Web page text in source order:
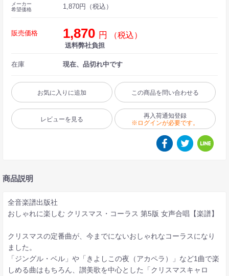
メーカー
希望価格
1,870円（税込）
販売価格 1,870 円 （税込）
送料弊社負担
在庫 現在、品切れ中です
お気に入りに追加 この商品を問い合わせる
レビューを見る
再入荷通知登録
※ログインが必要です。
商品説明
全音楽譜出版社
おしゃれに楽しむ クリスマス・コーラス 第5版 女声合唱【楽譜】
クリスマスの定番曲が、今までにないおしゃれなコーラスになり
ました。
「ジングル・ベル」や「きよしこの夜（アカペラ）」など1曲で楽
しめる曲はもちろん、讃美歌を中心とした「クリスマスキャロ